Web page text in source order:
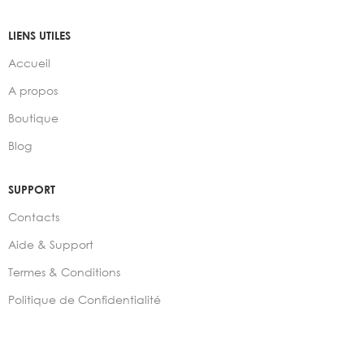
LIENS UTILES
Accueil
A propos
Boutique
Blog
SUPPORT
Contacts
Aide & Support
Termes & Conditions
Politique de Confidentialité